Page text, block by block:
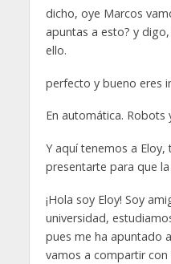
dicho, oye Marcos
apuntas a esto? y
ello.
perfecto y bueno eres
En automática. Robots
Y aquí tenemos a
presentarte para que
¡Hola soy Eloy! Soy
universidad,
pues me ha apuntado
vamos a compartir